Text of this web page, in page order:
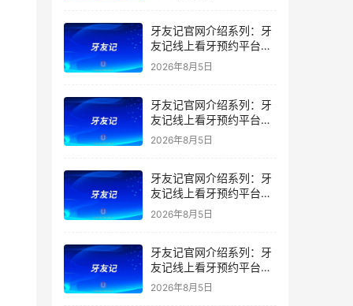
牙友记官网介绍系列：牙
友记线上看牙预约平台让
看牙不再靠运气
2026年8月5日
牙友记官网介绍系列：牙
友记线上看牙预约平台打
破口腔行业专业壁垒新手
2026年8月5日
牙友记官网介绍系列：牙
友记线上看牙预约平台落
地同城就诊经验打破未知
2026年8月5日
牙友记官网介绍系列：牙
友记线上看牙预约平台的
优势在哪里？
2026年8月5日